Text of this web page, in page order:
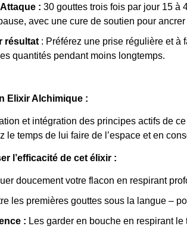
: 30 gouttes trois fois par jour 15 à
avec une cure de soutien pour
résultat : Préférez une prise régulière et à
quantités pendant moins longtemps.
Elixir Alchimique :
et intégration des principes actifs de
le temps de lui faire de l’espace et en
l’efficacité de cet élixir :
doucement votre flacon en respirant
les premières gouttes sous la langue –
: Les garder en bouche en respirant